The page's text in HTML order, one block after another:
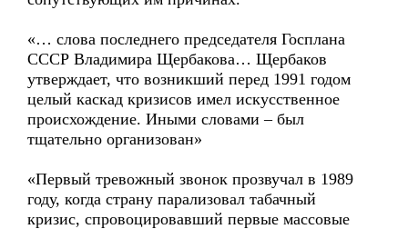
«… слова последнего председателя Госплана
СССР Владимира Щербакова… Щербаков
утверждает, что возникший перед 1991 годом
целый каскад кризисов имел искусственное
происхождение. Иными словами – был
тщательно организован»
«Первый тревожный звонок прозвучал в 1989
году, когда страну парализовал табачный
кризис, спровоцировавший первые массовые